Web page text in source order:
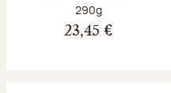
Poids net :
290g
23,45 €